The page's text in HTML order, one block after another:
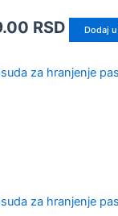
RSD Dodaj